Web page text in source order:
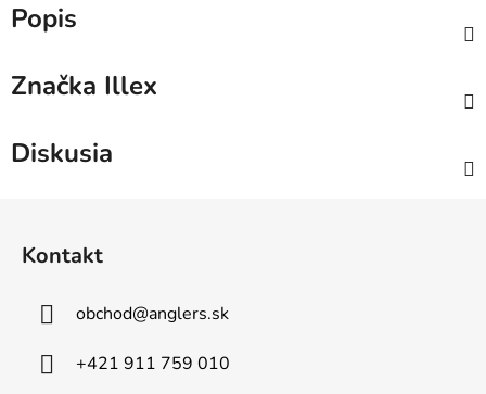
Popis
Značka Illex
Diskusia
Kontakt
obchod@anglers.sk
+421 911 759 010